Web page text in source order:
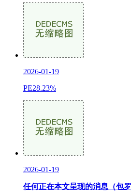
2026-01-19
PE28.23%
2026-01-19
任何正在本文呈现的消息（包